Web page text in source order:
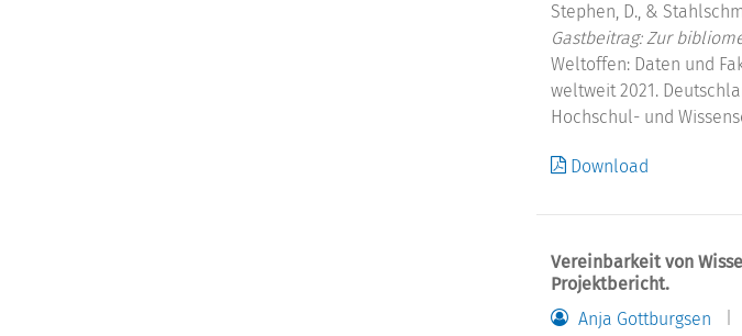
Stephen, D., &
Gastbeitrag: Zur
Weltoffen: Daten und
weltweit 2021.
Hochschul- und
Download
Vereinbarkeit von
Projektbericht.
Anja Gottburgsen